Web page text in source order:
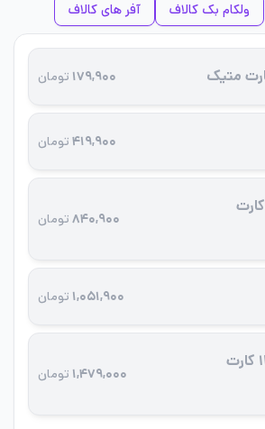
ولکام بک کالاف آفر های کالاف
۱۷۹,۹۰۰ تومان
۴۱۹,۹۰۰ تومان
۱۶۰ سی‌پی + ۴۰ کارت
۸۴۰,۹۰۰ تومان
۱,۰۵۱,۹۰۰ تومان
۳۲۰ سی‌پی + ۱۴۰ کارت
۱,۴۷۹,۰۰۰ تومان